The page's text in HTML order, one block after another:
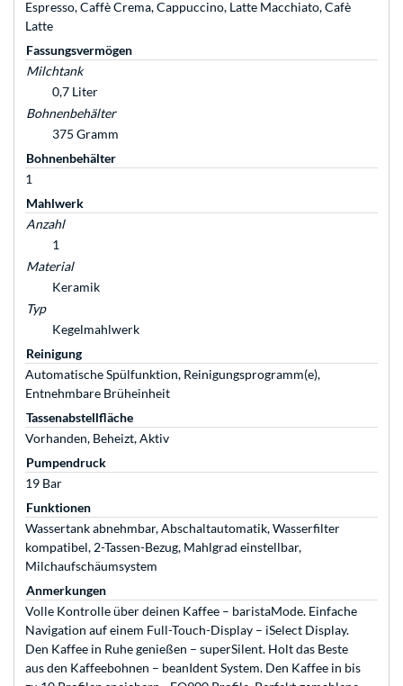
Espresso, Caffè Crema, Cappuccino, Latte Macchiato, Cafè
Latte
Fassungsvermögen
Milchtank
0,7 Liter
Bohnenbehälter
375 Gramm
Bohnenbehälter
1
Mahlwerk
Anzahl
1
Material
Keramik
Typ
Kegelmahlwerk
Reinigung
Automatische Spülfunktion, Reinigungsprogramm(e),
Entnehmbare Brüheinheit
Tassenabstellfläche
Vorhanden, Beheizt, Aktiv
Pumpendruck
19 Bar
Funktionen
Wassertank abnehmbar, Abschaltautomatik, Wasserfilter
kompatibel, 2-Tassen-Bezug, Mahlgrad einstellbar,
Milchaufschäumsystem
Anmerkungen
Volle Kontrolle über deinen Kaffee – baristaMode. Einfache
Navigation auf einem Full-Touch-Display – iSelect Display.
Den Kaffee in Ruhe genießen – superSilent. Holt das Beste
aus den Kaffeebohnen – beanIdent System. Den Kaffee in bis